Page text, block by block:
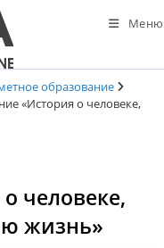
Меню
образование
«История о человеке,
человеке,
жизнь»